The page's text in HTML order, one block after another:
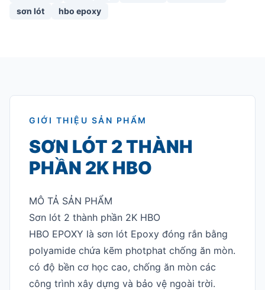
sơn lót
hbo epoxy
GIỚI THIỆU SẢN PHẨM
SƠN LÓT 2 THÀNH
PHẦN 2K HBO
MÔ TẢ SẢN PHẨM
Sơn lót 2 thành phần 2K HBO
HBO EPOXY là sơn lót Epoxy đóng rắn bằng
polyamide chứa kẽm photphat chống ăn mòn.
có độ bền cơ học cao, chống ăn mòn các
công trình xây dựng và bảo vệ ngoài trời.